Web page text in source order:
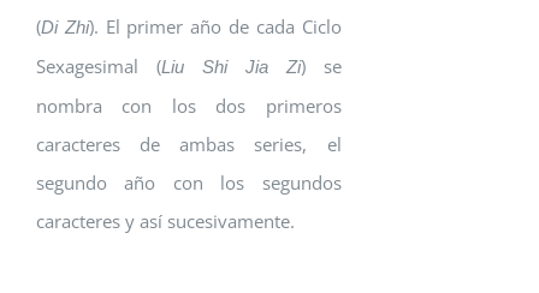
(Di Zhi). El primer año de cada Ciclo
Sexagesimal (Liu Shi Jia Zi) se
nombra con los dos primeros
caracteres de ambas series, el
segundo año con los segundos
caracteres y así sucesivamente.